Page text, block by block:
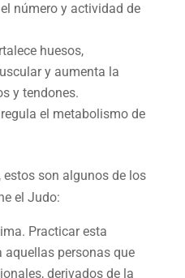
número y actividad de
huesos,
y aumenta la
y tendones.
el metabolismo de
son algunos de los
el Judo:
Practicar esta
personas que
derivados de la